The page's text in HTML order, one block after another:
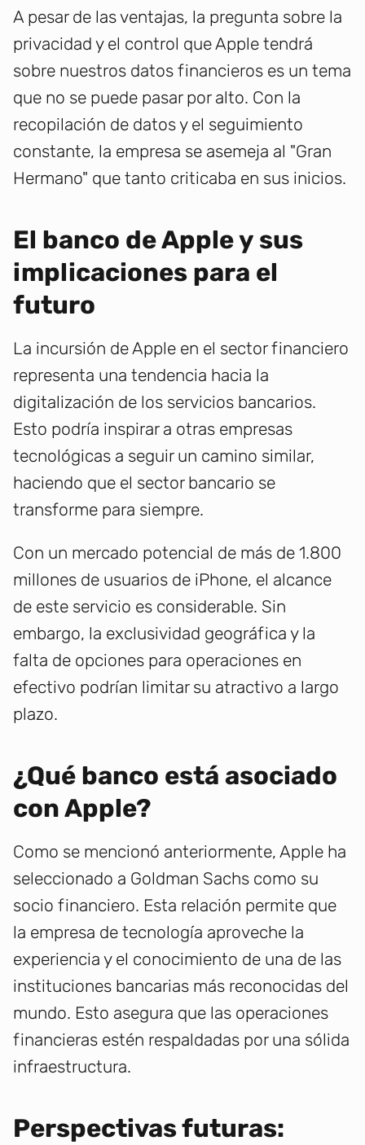
A pesar de las ventajas, la pregunta sobre la
privacidad y el control que Apple tendrá
sobre nuestros datos financieros es un tema
que no se puede pasar por alto. Con la
recopilación de datos y el seguimiento
constante, la empresa se asemeja al "Gran
Hermano" que tanto criticaba en sus inicios.
El banco de Apple y sus
implicaciones para el
futuro
La incursión de Apple en el sector financiero
representa una tendencia hacia la
digitalización de los servicios bancarios.
Esto podría inspirar a otras empresas
tecnológicas a seguir un camino similar,
haciendo que el sector bancario se
transforme para siempre.
Con un mercado potencial de más de 1.800
millones de usuarios de iPhone, el alcance
de este servicio es considerable. Sin
embargo, la exclusividad geográfica y la
falta de opciones para operaciones en
efectivo podrían limitar su atractivo a largo
plazo.
¿Qué banco está asociado
con Apple?
Como se mencionó anteriormente, Apple ha
seleccionado a Goldman Sachs como su
socio financiero. Esta relación permite que
la empresa de tecnología aproveche la
experiencia y el conocimiento de una de las
instituciones bancarias más reconocidas del
mundo. Esto asegura que las operaciones
financieras estén respaldadas por una sólida
infraestructura.
Perspectivas futuras: